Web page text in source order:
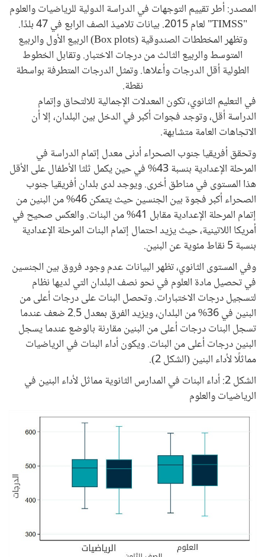
المصدر: أطر تقييم التوجهات في الدراسة الدولية للرياضيات والعلوم
"TIMSS" لعام 2015. بيانات تلاميذ الصف الرابع في 47 بلدًا.
وتظهر المخططات الصندوقية (Box plots) الربيع الأول والربيع
المتوسط والربيع الثالث من درجات الاختبار. وتقابل الخطوط
الطولية أقل الدرجات وأعلاها. وتمثل الدرجات المتطرفة بواسطة
نقطة.
في التعليم الثانوي، تكون المعدلات الإجمالية للالتحاق وإتمام
الدراسة أقل، وتوجد فجوات أكبر في الدخل بين البلدان، إلا أن
الاتجاهات العامة متشابهة.
وتحقق أفريقيا جنوب الصحراء أدنى معدل إتمام الدراسة في
المرحلة الإعدادية بنسبة 43% في حين يكمل ثلثا الأطفال على الأقل
هذا المستوى في مناطق أخرى. ويوجد لدى بلدان أفريقيا جنوب
الصحراء أكبر فجوة بين الجنسين حيث يتمكن 46% من البنين من
إتمام المرحلة الإعدادية مقابل 41% من البنات. والعكس صحيح في
أمريكا اللاتينية، حيث يزيد احتمال إتمام البنات المرحلة الإعدادية
بنسبة 5 نقاط مئوية عن البنين.
وفي المستوى الثانوي، تظهر البيانات عدم وجود فروق بين الجنسين
في تحصيل مادة العلوم في نحو نصف البلدان التي لديها نظام
لتسجيل درجات الاختبارات. وتحصل البنات على درجات أعلى من
البنين في 36% من البلدان، ويزيد الفرق بمعدل 2.5 ضعف عندما
تسجل البنات درجات أعلى من البنين مقارنة بالوضع عندما يسجل
البنين درجات أعلى من البنات. ويكون أداء البنات في الرياضيات
مماثلًا لأداء البنين (الشكل 2).
الشكل 2: أداء البنات في المدارس الثانوية مماثل لأداء البنين في
الرياضيات والعلوم